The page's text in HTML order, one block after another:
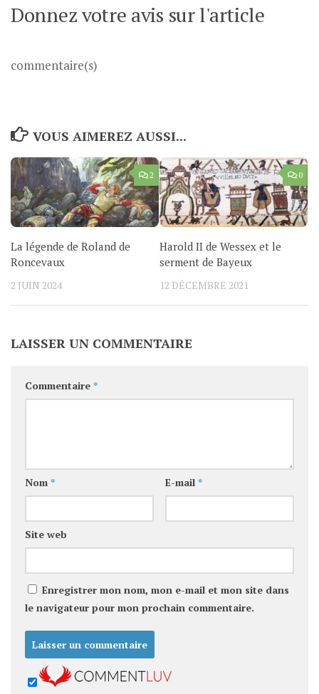
Donnez votre avis sur l'article
commentaire(s)
VOUS AIMEREZ AUSSI...
2
La légende de Roland de
Roncevaux
2 JUIN 2024
0
Harold II de Wessex et le
serment de Bayeux
12 DÉCEMBRE 2021
LAISSER UN COMMENTAIRE
Commentaire *
Nom * E-mail *
Site web
Enregistrer mon nom, mon e-mail et mon site dans
le navigateur pour mon prochain commentaire.